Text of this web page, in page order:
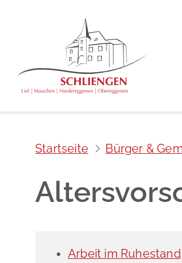
Startseite Bürger &
Arbeit im Ruhestand